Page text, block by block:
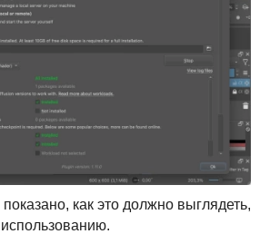
как это должно выглядеть,
использованию.